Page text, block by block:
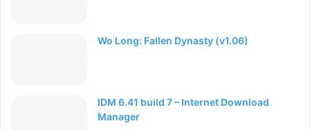
Wo Long: Fallen Dynasty (v1.06)
IDM 6.41 build 7 – Internet Download
Manager